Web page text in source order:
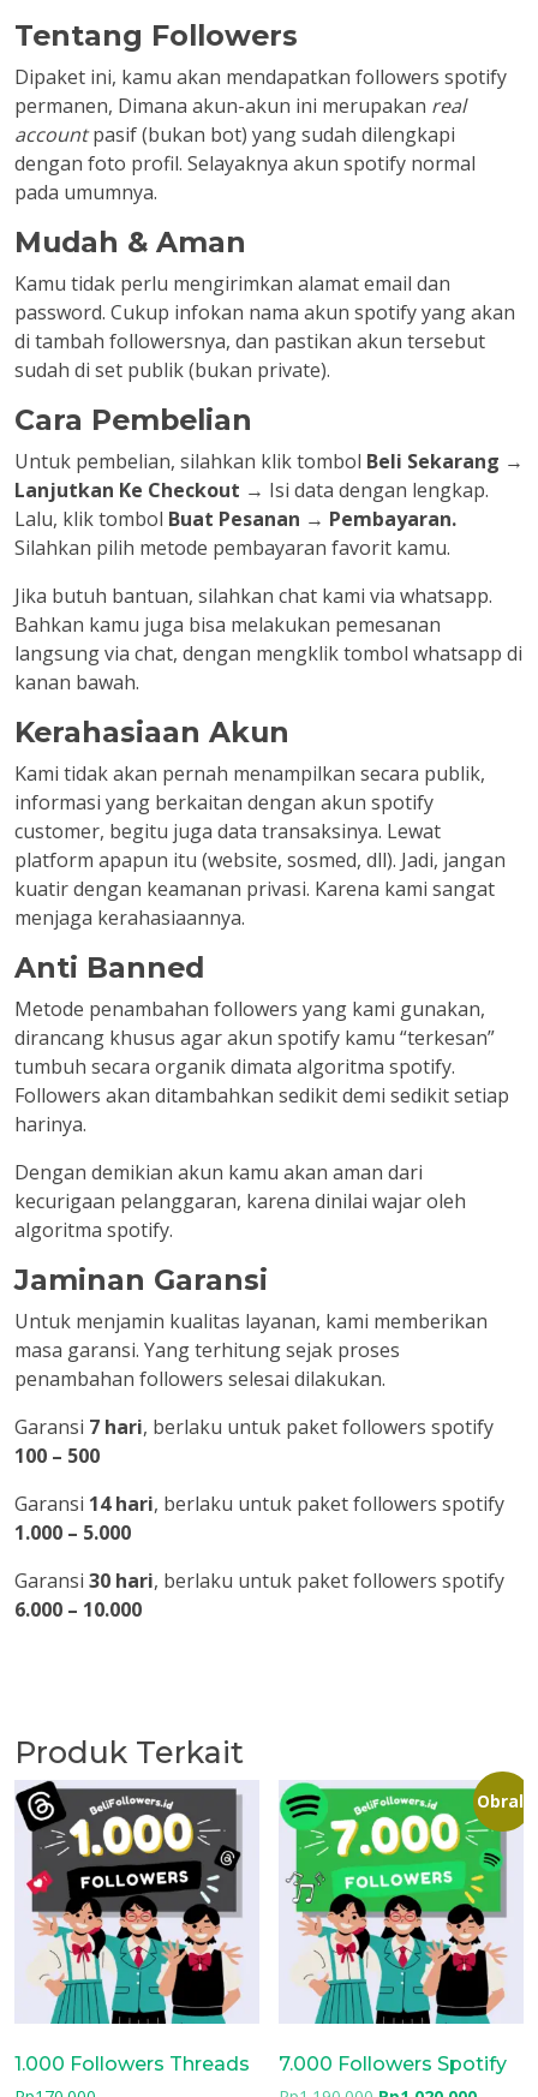
Tentang Followers
Dipaket ini, kamu akan mendapatkan followers spotify
permanen, Dimana akun-akun ini merupakan real
accountpasif (bukan bot) yang sudah dilengkapi
dengan foto profil. Selayaknya akun spotify normal
pada umumnya.
Mudah & Aman
Kamu tidak perlu mengirimkan alamat email dan
password. Cukup infokan nama akun spotify yang akan
di tambah followersnya, dan pastikan akun tersebut
sudah di set publik (bukan private).
Cara Pembelian
Untuk pembelian, silahkan klik tombol Beli Sekarang →
Lanjutkan Ke Checkout → Isi data dengan lengkap.
Lalu, klik tombol Buat Pesanan → Pembayaran.
Silahkan pilih metode pembayaran favorit kamu.
Jika butuh bantuan, silahkan chat kami via whatsapp.
Bahkan kamu juga bisa melakukan pemesanan
langsung via chat, dengan mengklik tombol whatsapp di
kanan bawah.
Kerahasiaan Akun
Kami tidak akan pernah menampilkan secara publik,
informasi yang berkaitan dengan akun spotify
customer, begitu juga data transaksinya. Lewat
platform apapun itu (website, sosmed, dll). Jadi, jangan
kuatir dengan keamanan privasi. Karena kami sangat
menjaga kerahasiaannya.
Anti Banned
Metode penambahan followers yang kami gunakan,
dirancang khusus agar akun spotify kamu “terkesan”
tumbuh secara organik dimata algoritma spotify.
Followers akan ditambahkan sedikit demi sedikit setiap
harinya.
Dengan demikian akun kamu akan aman dari
kecurigaan pelanggaran, karena dinilai wajar oleh
algoritma spotify.
Jaminan Garansi
Untuk menjamin kualitas layanan, kami memberikan
masa garansi. Yang terhitung sejak proses
penambahan followers selesai dilakukan.
Garansi 7 hari, berlaku untuk paket followers spotify
100 – 500
Garansi 14 hari, berlaku untuk paket followers spotify
1.000 – 5.000
Garansi 30 hari, berlaku untuk paket followers spotify
6.000 – 10.000
Produk Terkait
1.000 Followers Threads
Obral!
7.000 Followers Spotify